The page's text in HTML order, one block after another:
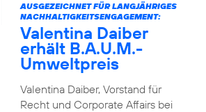
AUSGEZEICHNET FÜR LANGJÄHRIGES
NACHHALTIGKEITSENGAGEMENT:
Valentina Daiber
erhält B.A.U.M.-
Umweltpreis
Valentina Daiber, Vorstand für
Recht und Corporate Affairs bei